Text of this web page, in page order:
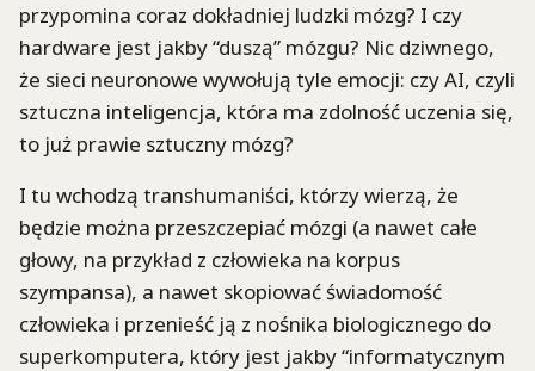
przypomina coraz dokładniej ludzki mózg? I czy
hardware jest jakby “duszą” mózgu? Nic dziwnego,
że sieci neuronowe wywołują tyle emocji: czy AI, czyli
sztuczna inteligencja, która ma zdolność uczenia się,
to już prawie sztuczny mózg?
I tu wchodzą transhumaniści, którzy wierzą, że
będzie można przeszczepiać mózgi (a nawet całe
głowy, na przykład z człowieka na korpus
szympansa), a nawet skopiować świadomość
człowieka i przenieść ją z nośnika biologicznego do
superkomputera, który jest jakby “informatycznym